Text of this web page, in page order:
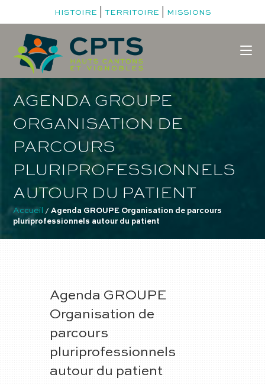
HISTOIRE TERRITOIRE MISSIONS
AGENDA GROUPE
ORGANISATION DE
PARCOURS
PLURIPROFESSIONNELS
AUTOUR DU PATIENT
Accueil / Agenda GROUPE Organisation de parcours
pluriprofessionnels autour du patient
Agenda GROUPE
Organisation de
parcours
pluriprofessionnels
autour du patient